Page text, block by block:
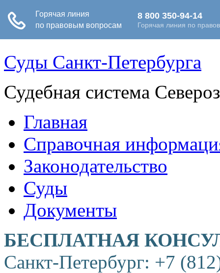
Суды Санкт-Петербурга
Судебная система
Главная
Справочная
Законодательство
Суды
Документы
БЕСПЛАТНАЯ
Санкт-Петербург: +7